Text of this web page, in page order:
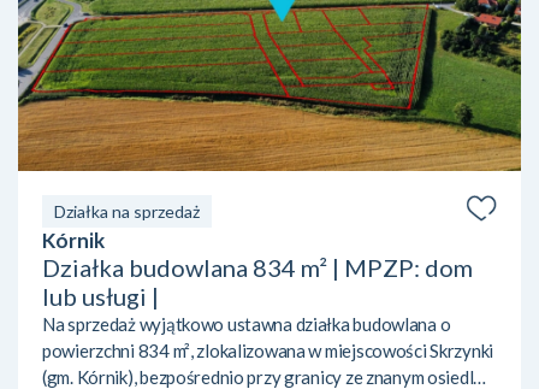
Działka na sprzedaż
Kórnik
Działka budowlana 834 m² | MPZP: dom
lub usługi |
Na sprzedaż wyjątkowo ustawna działka budowlana o
powierzchni 834 m², zlokalizowana w miejscowości Skrzynki
(gm. Kórnik), bezpośrednio przy granicy ze znanym osiedlem